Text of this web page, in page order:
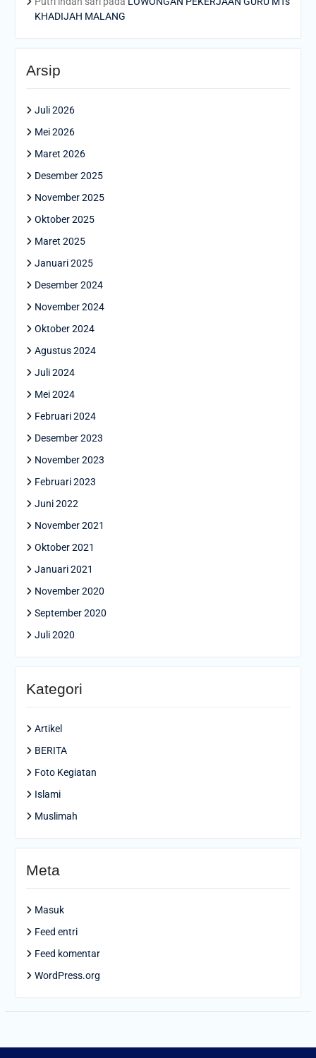
KHADIJAH MALANG
Arsip
Juli 2026
Mei 2026
Maret 2026
Desember 2025
November 2025
Oktober 2025
Maret 2025
Januari 2025
Desember 2024
November 2024
Oktober 2024
Agustus 2024
Juli 2024
Mei 2024
Februari 2024
Desember 2023
November 2023
Februari 2023
Juni 2022
November 2021
Oktober 2021
Januari 2021
November 2020
September 2020
Juli 2020
Kategori
Artikel
BERITA
Foto Kegiatan
Islami
Muslimah
Meta
Masuk
Feed entri
Feed komentar
WordPress.org